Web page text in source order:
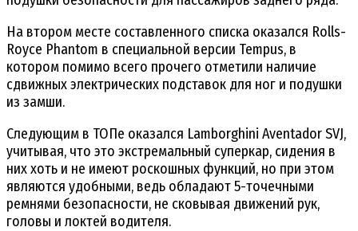
На втором месте составленного списка оказался Rolls-
Royce Phantom в специальной версии Tempus, в
котором помимо всего прочего отметили наличие
сдвижных электрических подставок для ног и подушки
из замши.
Следующим в ТОПе оказался Lamborghini Aventador SVJ,
учитывая, что это экстремальный суперкар, сидения в
них хоть и не имеют роскошных функций, но при этом
являются удобными, ведь обладают 5-точечными
ремнями безопасности, не сковывая движений рук,
головы и локтей водителя.